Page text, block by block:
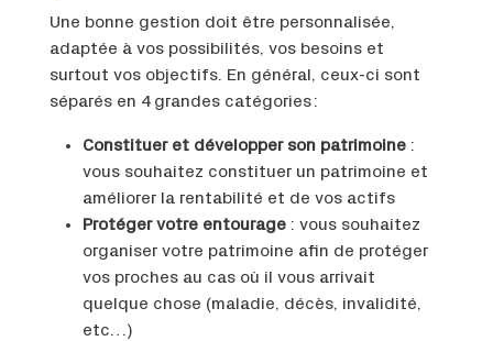
Une bonne gestion doit être personnalisée,
adaptée à vos possibilités, vos besoins et
surtout vos objectifs. En général, ceux-ci sont
séparés en 4 grandes catégories :
Constituer et développer son patrimoine:
vous souhaitez constituer un patrimoine et
améliorer la rentabilité et de vos actifs
Protéger votre entourage : vous souhaitez
organiser votre patrimoine afin de protéger
vos proches au cas où il vous arrivait
quelque chose (maladie, décès, invalidité,
etc…)